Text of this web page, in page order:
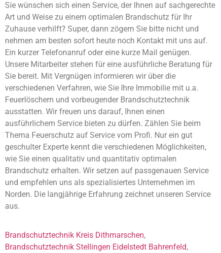
Sie wünschen sich einen Service, der Ihnen auf sachgerechte
Art und Weise zu einem optimalen Brandschutz für Ihr
Zuhause verhilft? Super, dann zögern Sie bitte nicht und
nehmen am besten sofort heute noch Kontakt mit uns auf.
Ein kurzer Telefonanruf oder eine kurze Mail genügen.
Unsere Mitarbeiter stehen für eine ausführliche Beratung für
Sie bereit. Mit Vergnügen informieren wir über die
verschiedenen Verfahren, wie Sie Ihre Immobilie mit u.a.
Feuerlöschern und vorbeugender Brandschutztechnik
ausstatten. Wir freuen uns darauf, Ihnen einen
ausführlichem Service bieten zu dürfen. Zählen Sie beim
Thema Feuerschutz auf Service vom Profi. Nur ein gut
geschulter Experte kennt die verschiedenen Möglichkeiten,
wie Sie einen qualitativ und quantitativ optimalen
Brandschutz erhalten. Wir setzen auf passgenauen Service
und empfehlen uns als spezialisiertes Unternehmen im
Norden. Die langjährige Erfahrung zeichnet unseren Service
aus.
Brandschutztechnik Kreis Dithmarschen,
Brandschutztechnik Stellingen Eidelstedt Bahrenfeld,